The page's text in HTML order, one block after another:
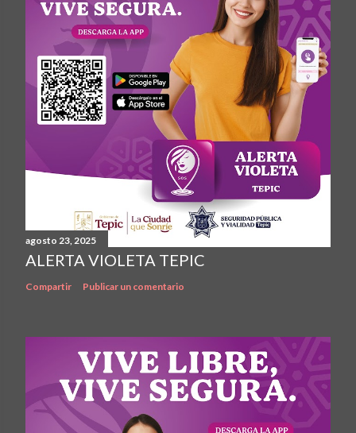
agosto 23, 2025
ALERTA VIOLETA TEPIC
Compartir Publicar un comentario